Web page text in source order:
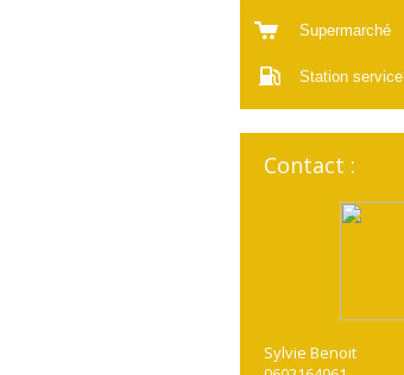
Supermarché
Station service
Contact :
Sylvie Benoit